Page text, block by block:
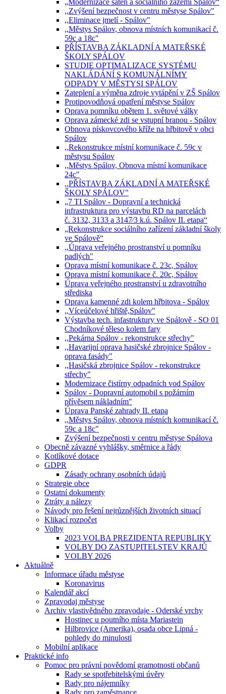
„Modernizace šaten a sociálního zázemí Spálov“
,,Zvýšení bezpečnost v centru městyse Spálov"
,,Eliminace jmelí - Spálov"
,,Městys Spálov, obnova místních komunikací č.
59c a 18c"
PŘÍSTAVBA ZÁKLADNÍ A MATEŘSKÉ
ŠKOLY SPÁLOV
STUDIE OPTIMALIZACE SYSTÉMU
NAKLÁDÁNÍ S KOMUNÁLNÍMY
ODPADY V MĚSTYSI SPÁLOV
Zateplení a výměna zdroje vytápění v ZŠ Spálov
Protipovodňová opatření městyse Spálov
Oprava pomníku obětem 1. světové války
Oprava zámecké zdi se vstupní branou - Spálov
Obnova pískovcového kříže na hřbitově v obci
Spálov
,,Rekonstrukce místní komunikace č. 59c v
městysu Spálov
,,Městys Spálov, Obnova místní komunikace
24c"
,,PŘÍSTAVBA ZÁKLADNÍ A MATEŘSKÉ
ŠKOLY SPÁLOV"
„7 TI Spálov - Dopravní a technická
infrastruktura pro výstavbu RD na parcelách
č. 3132, 3133 a 3147⁄3 k.ú. Spálov II. etapa“
„Rekonstrukce sociálního zařízení základní školy
ve Spálově“
,,Úprava veřejného prostranství u pomníku
padlých"
Oprava místní komunikace č. 23c, Spálov
Oprava místní komunikace č. 20c, Spálov
Úprava veřejného prostranství u zdravotního
střediska
Oprava kamenné zdi kolem hřbitova - Spálov
,,Víceúčelové hřiště,Spálov"
Výstavba tech. infastruktury ve Spálově - SO 01
Chodníkové těleso kolem fary
,,Pekárna Spálov - rekonstrukce střechy"
,,Havarijní oprava hasičské zbrojnice Spálov -
oprava fasády"
,,Hasičská zbrojnice Spálov - rekonstrukce
střechy"
Modernizace čistírny odpadních vod Spálov
Spálov - Dopravní automobil s požárním
přívěsem nákladním"
Úprava Panské zahrady II. etapa
,,Městys Spálov, obnova místních komunikací č.
59c a 18c"
Zvýšení bezpečnosti v centru městyse Spálova
Obecně závazné vyhlášky, směrnice a řády
Kotlíkové dotace
GDPR
Zásady ochrany osobních údajů
Strategie obce
Ostatní dokumenty
Ztráty a nálezy
Návody pro řešení nejrůznějších životních situací
Klikací rozpočet
Volby
2023 VOLBA PREZIDENTA REPUBLIKY
VOLBY DO ZASTUPITELSTEV KRAJŮ
VOLBY 2026
Aktuálně
Informace úřadu městyse
Koronavirus
Kalendář akcí
Zpravodaj městyse
Archiv vlastivědného zpravodaje - Oderské vrchy
Hostinec u poutního místa Mariastein
Hilbrovice (Amerika), osada obce Lipná -
pohledy do minulosti
Mobilní aplikace
Praktické info
Pomoc pro právní povědomí gramotnosti občanů
Rady se spotřebitelskými úvěry
Rady pro nájemníky
Rady pro zaměstnance